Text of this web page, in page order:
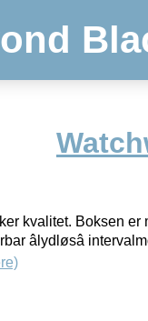
kvalitet. Boksen er
âlydløsâ